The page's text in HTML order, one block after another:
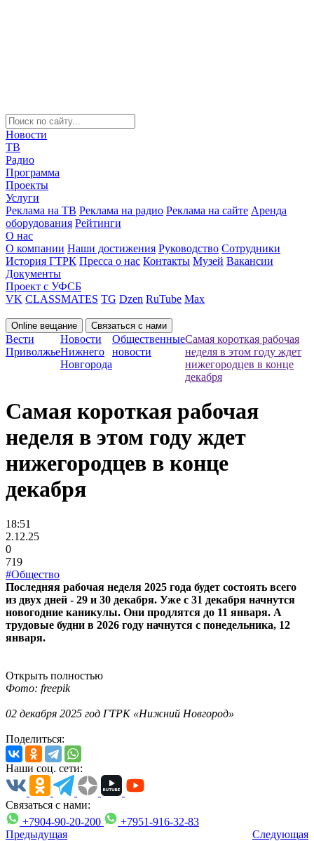
Новости
ТВ
Радио
Программа
Проекты
Услуги
Реклама на ТВ Реклама на радио Реклама на сайте Аренда
оборудования Рейтинги
О нас
О компании Наши достижения Руководство Сотрудники
История ГТРК Пресса о нас Контакты Музей Вакансии
Документы
Проект с УФСБ
VK CLASSMATES TG Dzen RuTube Max
Online вещание Связаться с нами
Вести
Приволжье
Новости
Нижнего
Новгорода
Общественные
новости
Самая короткая рабочая
неделя в этом году ждет
нижегородцев в конце
декабря
Самая короткая рабочая
неделя в этом году ждет
нижегородцев в конце
декабря
18:51
2.12.25
0
719
#Общество
Последняя рабочая неделя 2025 года будет состоять всего
из двух дней - 29 и 30 декабря. Уже с 31 декабря начнутся
новогодние каникулы. Они продлятся до 11 января. А
трудовые будни в 2026 году начнутся с понедельника, 12
января.
Открыть полностью
Фото: freepik
02 декабря 2025 год ГТРК «Нижний Новгород»
Поделиться:
Наши соц. сети:
Связаться с нами:
+7904-90-20-200
+7951-916-32-83
Предыдущая
Следующая